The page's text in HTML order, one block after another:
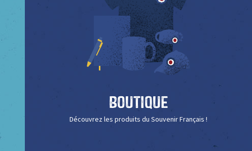
Boutique
Découvrez les produits du Souvenir Français !